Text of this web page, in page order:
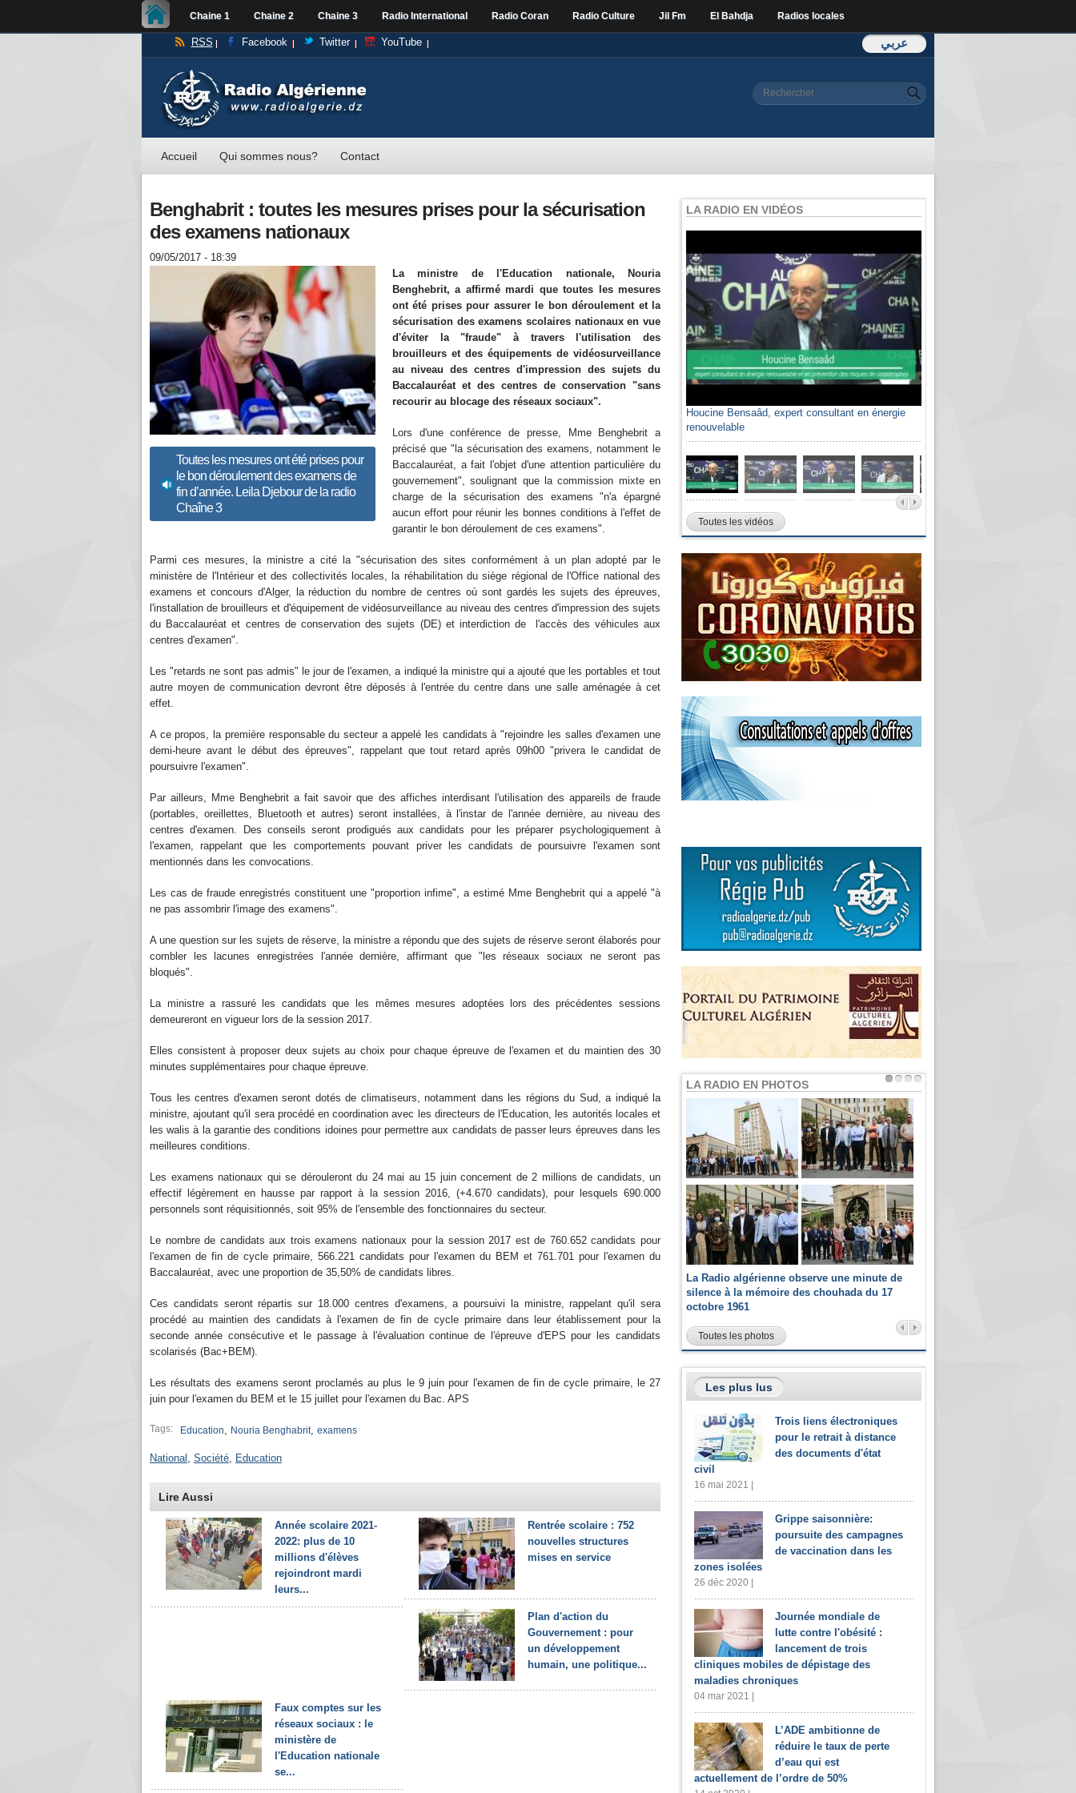
Chaine 1 Chaine 2 Chaine 3 Radio International Radio Coran Radio Culture Jil Fm El Bahdja Radios locales
عربي RSS Facebook Twitter YouTube
Formulaire de
Rechercher
Accueil Qui sommes nous? Contact
Benghabrit : toutes les mesures prises pour la sécurisation
des examens nationaux
09/05/2017 - 18:39
Toutes les mesures ont été prises pour
le bon déroulement des examens de
fin d’année. Leila Djebour de la radio
Chaîne 3
La ministre de l'Education nationale, Nouria
Benghebrit, a affirmé mardi que toutes les mesures
ont été prises pour assurer le bon déroulement et la
sécurisation des examens scolaires nationaux en vue
d'éviter la "fraude" à travers l'utilisation des
brouilleurs et des équipements de vidéosurveillance
au niveau des centres d'impression des sujets du
Baccalauréat et des centres de conservation "sans
recourir au blocage des réseaux sociaux".
Lors d'une conférence de presse, Mme Benghebrit a
précisé que "la sécurisation des examens, notamment le
Baccalauréat, a fait l'objet d'une attention particulière du
gouvernement", soulignant que la commission mixte en
charge de la sécurisation des examens "n'a épargné
aucun effort pour réunir les bonnes conditions à l'effet de
garantir le bon déroulement de ces examens".
Parmi ces mesures, la ministre a cité la "sécurisation des sites conformément à un plan adopté par le
ministère de l'Intérieur et des collectivités locales, la réhabilitation du siège régional de l'Office national des
examens et concours d'Alger, la réduction du nombre de centres où sont gardés les sujets des épreuves,
l'installation de brouilleurs et d'équipement de vidéosurveillance au niveau des centres d'impression des sujets
du Baccalauréat et centres de conservation des sujets (DE) et interdiction de l'accès des véhicules aux
centres d'examen".
Les "retards ne sont pas admis" le jour de l'examen, a indiqué la ministre qui a ajouté que les portables et tout
autre moyen de communication devront être déposés à l'entrée du centre dans une salle aménagée à cet
effet.
A ce propos, la première responsable du secteur a appelé les candidats à "rejoindre les salles d'examen une
demi-heure avant le début des épreuves", rappelant que tout retard après 09h00 "privera le candidat de
poursuivre l'examen".
Par ailleurs, Mme Benghebrit a fait savoir que des affiches interdisant l'utilisation des appareils de fraude
(portables, oreillettes, Bluetooth et autres) seront installées, à l'instar de l'année dernière, au niveau des
centres d'examen. Des conseils seront prodigués aux candidats pour les préparer psychologiquement à
l'examen, rappelant que les comportements pouvant priver les candidats de poursuivre l'examen sont
mentionnés dans les convocations.
Les cas de fraude enregistrés constituent une "proportion infime", a estimé Mme Benghebrit qui a appelé "à
ne pas assombrir l'image des examens".
A une question sur les sujets de réserve, la ministre a répondu que des sujets de réserve seront élaborés pour
combler les lacunes enregistrées l'année dernière, affirmant que "les réseaux sociaux ne seront pas
bloqués".
La ministre a rassuré les candidats que les mêmes mesures adoptées lors des précédentes sessions
demeureront en vigueur lors de la session 2017.
Elles consistent à proposer deux sujets au choix pour chaque épreuve de l'examen et du maintien des 30
minutes supplémentaires pour chaque épreuve.
Tous les centres d'examen seront dotés de climatiseurs, notamment dans les régions du Sud, a indiqué la
ministre, ajoutant qu'il sera procédé en coordination avec les directeurs de l'Education, les autorités locales et
les walis à la garantie des conditions idoines pour permettre aux candidats de passer leurs épreuves dans les
meilleures conditions.
Les examens nationaux qui se dérouleront du 24 mai au 15 juin concernent de 2 millions de candidats, un
effectif légèrement en hausse par rapport à la session 2016, (+4.670 candidats), pour lesquels 690.000
personnels sont réquisitionnés, soit 95% de l'ensemble des fonctionnaires du secteur.
Le nombre de candidats aux trois examens nationaux pour la session 2017 est de 760.652 candidats pour
l'examen de fin de cycle primaire, 566.221 candidats pour l'examen du BEM et 761.701 pour l'examen du
Baccalauréat, avec une proportion de 35,50% de candidats libres.
Ces candidats seront répartis sur 18.000 centres d'examens, a poursuivi la ministre, rappelant qu'il sera
procédé au maintien des candidats à l'examen de fin de cycle primaire dans leur établissement pour la
seconde année consécutive et le passage à l'évaluation continue de l'épreuve d'EPS pour les candidats
scolarisés (Bac+BEM).
Les résultats des examens seront proclamés au plus le 9 juin pour l'examen de fin de cycle primaire, le 27
juin pour l'examen du BEM et le 15 juillet pour l'examen du Bac. APS
Tags: Education, Nouria Benghabrit, examens
National , Société, Education
Lire Aussi
Année scolaire 2021-
2022: plus de 10
millions d'élèves
rejoindront mardi
leurs...
Rentrée scolaire : 752
nouvelles structures
mises en service
Plan d'action du
Gouvernement : pour
un développement
humain, une politique...
Faux comptes sur les
réseaux sociaux : le
ministère de
l'Education nationale
se...
LA RADIO EN VIDÉOS
Houcine Bensaâd, expert consultant en énergie
renouvelable
Toutes les vidéos
LA RADIO EN PHOTOS
La Radio algérienne observe une minute de
silence à la mémoire des chouhada du 17
octobre 1961
Toutes les photos
Les plus lus
Trois liens électroniques
pour le retrait à distance
des documents d'état
civil
16 mai 2021 |
Grippe saisonnière:
poursuite des campagnes
de vaccination dans les
zones isolées
26 déc 2020 |
Journée mondiale de
lutte contre l'obésité :
lancement de trois
cliniques mobiles de dépistage des
maladies chroniques
04 mar 2021 |
L’ADE ambitionne de
réduire le taux de perte
d’eau qui est
actuellement de l’ordre de 50%